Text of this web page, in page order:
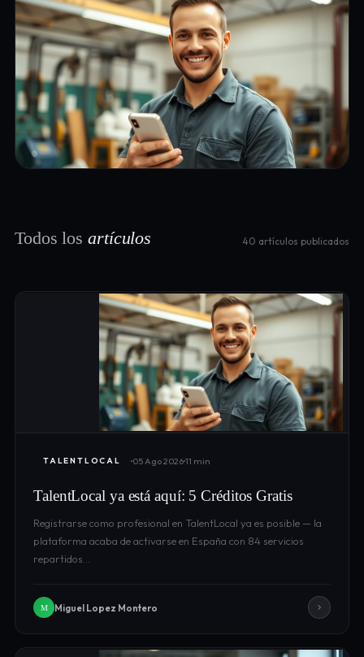
Todos los artículos 40 artículos publicados
TALENTLOCAL 05 Ago 202611 min
TalentLocal ya está aquí: 5 Créditos Gratis
Registrarse como profesional en TalentLocal ya es posible — la
plataforma acaba de activarse en España con 84 servicios
repartidos…
M Miguel Lopez Montero